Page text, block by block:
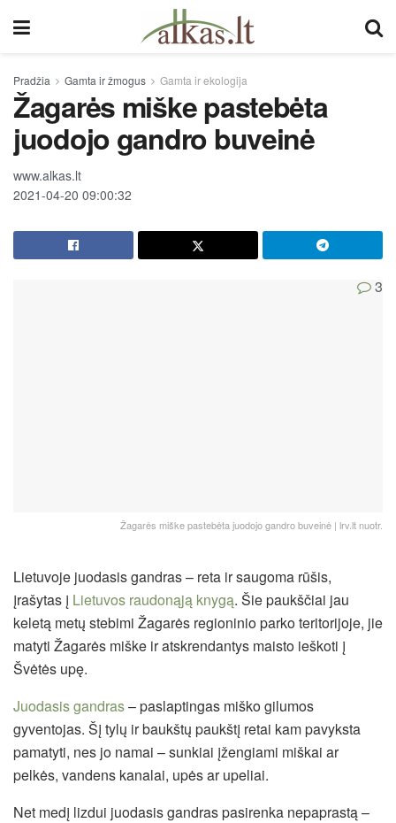
Pradžia Gamta ir žmogus Gamta ir ekologija
Žagarės miške pastebėta
juodojo gandro buveinė
www.alkas.lt
2021-04-20 09:00:32
3
Žagarės miške pastebėta juodojo gandro buveinė | lrv.lt nuotr.
Lietuvoje juodasis gandras – reta ir saugoma rūšis,
įrašytas į Lietuvos raudonąją knygą. Šie paukščiai jau
keletą metų stebimi Žagarės regioninio parko teritorijoje, jie
matyti Žagarės miške ir atskrendantys maisto ieškoti į
Švėtės upę.
Juodasis gandras– paslaptingas miško gilumos
gyventojas. Šį tylų ir baukštų paukštį retai kam pavyksta
pamatyti, nes jo namai – sunkiai įžengiami miškai ar
pelkės, vandens kanalai, upės ar upeliai.
Net medį lizdui juodasis gandras pasirenka nepaprastą –